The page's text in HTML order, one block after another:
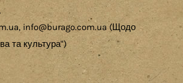
info@burago.com.ua (Щодо
та культура")